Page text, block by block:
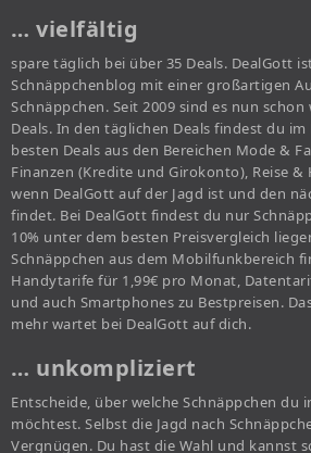
… vielfältig
spare täglich bei über 35 Deals. DealGott
Schnäppchenblog mit einer großartigen
Schnäppchen. Seit 2009 sind es nun schon
Deals. In den täglichen Deals findest du
besten Deals aus den Bereichen Mode &
Finanzen (Kredite und Girokonto), Reise &
wenn DealGott auf der Jagd ist und den
findet. Bei DealGott findest du nur
10% unter dem besten Preisvergleich
Schnäppchen aus dem Mobilfunkbereich
Handytarife für 1,99€ pro Monat,
und auch Smartphones zu Bestpreisen.
mehr wartet bei DealGott auf dich.
… unkompliziert
Entscheide, über welche Schnäppchen du
möchtest. Selbst die Jagd nach
Vergnügen. Du hast die Wahl und kannst